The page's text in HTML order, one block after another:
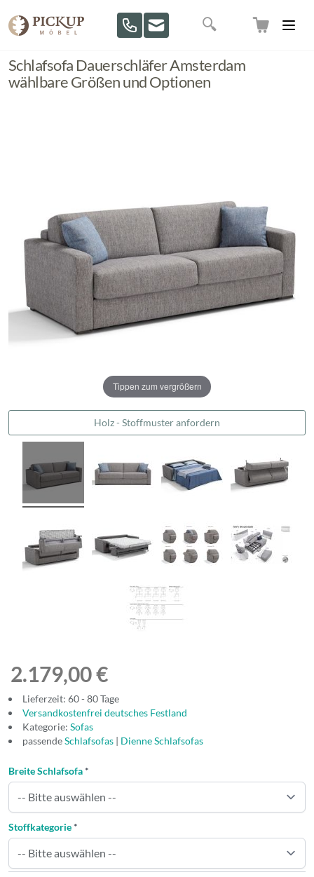
Suche
Schlafsofa Dauerschläfer Amsterdam
wählbare Größen und Optionen
Tippen zum vergrößern
Holz - Stoffmuster anfordern
2.179,00 €
Lieferzeit: 60 - 80 Tage
Versandkostenfrei deutsches Festland
Kategorie: Sofas
passendeSchlafsofas | Dienne Schlafsofas
Breite Schlafsofa *
Stoffkategorie *